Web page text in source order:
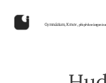
Gymnázium, Krnov,příspěvková